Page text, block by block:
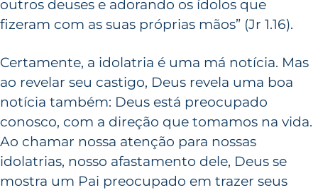
outros deuses e adorando os ídolos que
fizeram com as suas próprias mãos” (Jr 1.16).
Certamente, a idolatria é uma má notícia. Mas
ao revelar seu castigo, Deus revela uma boa
notícia também: Deus está preocupado
conosco, com a direção que tomamos na vida.
Ao chamar nossa atenção para nossas
idolatrias, nosso afastamento dele, Deus se
mostra um Pai preocupado em trazer seus